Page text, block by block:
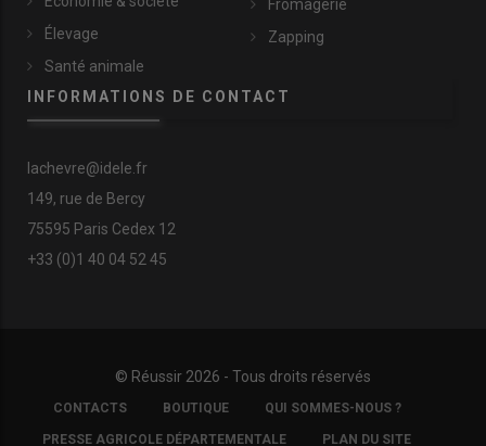
Élevage
Santé animale
Fromagerie
Zapping
INFORMATIONS DE CONTACT
lachevre@idele.fr
149, rue de Bercy
75595 Paris Cedex 12
+33 (0)1 40 04 52 45
© Réussir 2026 - Tous droits réservés
FOOTER
COPYRIGHT
CONTACTS BOUTIQUE QUI SOMMES-NOUS ?
PRESSE AGRICOLE DÉPARTEMENTALE PLAN DU SITE